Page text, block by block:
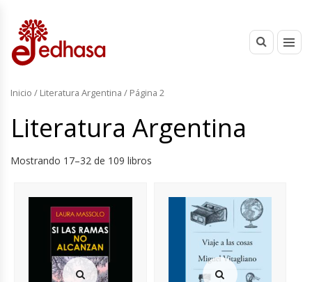
Inicio / Literatura Argentina / Página 2
Literatura Argentina
Mostrando 17–32 de 109 libros